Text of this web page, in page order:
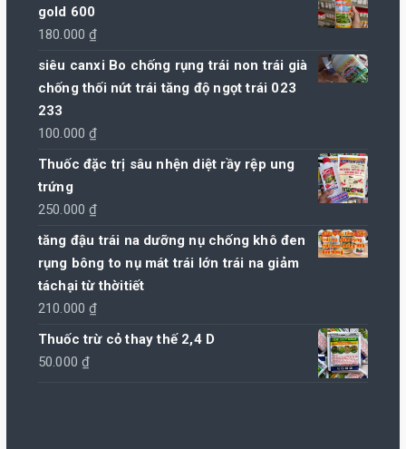
gold 600
180.000₫
siêu canxi Bo chống rụng trái non trái già
chống thối nứt trái tăng độ ngọt trái 023
233
100.000₫
Thuốc đặc trị sâu nhện diệt rầy rệp ung
trứng
250.000₫
tăng đậu trái na dưỡng nụ chống khô đen
rụng bông to nụ mát trái lớn trái na giảm
táchại từ thờitiết
210.000₫
Thuốc trừ cỏ thay thế 2,4 D
50.000₫